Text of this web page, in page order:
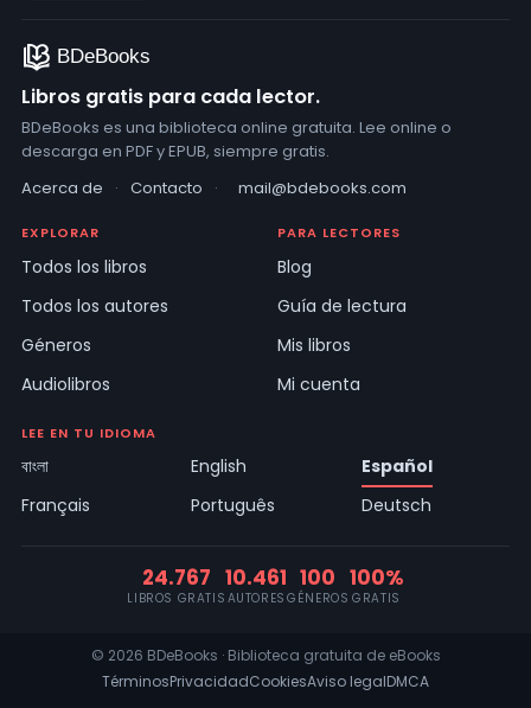
Libros gratis para cada lector.
BDeBooks es una biblioteca online gratuita. Lee online o
descarga en PDF y EPUB, siempre gratis.
Acerca de
· Contacto · mail@bdebooks.com
EXPLORAR
Todos los libros
Todos los autores
Géneros
Audiolibros
PARA LECTORES
Blog
Guía de lectura
Mis libros
Mi cuenta
LEE EN TU IDIOMA
বাংলা English
Español
Français
Português Deutsch
24.767
LIBROS GRATIS
10.461
AUTORES
100
GÉNEROS
100%
GRATIS
© 2026 BDeBooks · Biblioteca gratuita de eBooks
TérminosPrivacidadCookiesAviso legalDMCA